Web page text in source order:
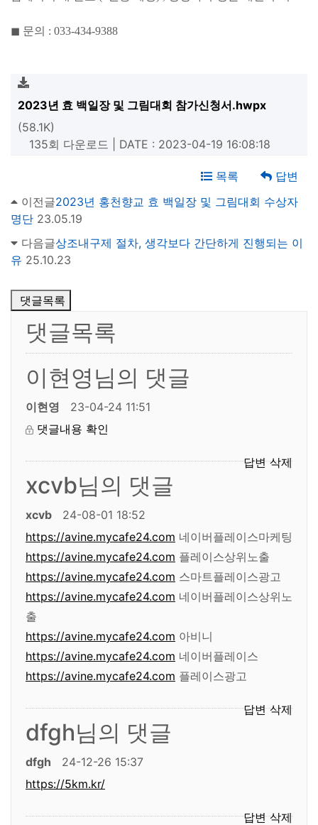
◼ 문의 : 033-434-9388
2023년 효 백일장 및 그림대회 참가신청서.hwpx
(58.1K)
135회 다운로드 | DATE : 2023-04-19 16:08:18
목록
답변
이전글2023년 홍천향교 효 백일장 및 그림대회 수상자
명단 23.05.19
다음글상조내구제 절차, 생각보다 간단하게 진행되는 이
유 25.10.23
댓글목록
댓글목록
이현영님의 댓글
이현영
23-04-24 11:51
댓글내용 확인
답변 삭제
xcvb님의 댓글
xcvb
24-08-01 18:52
https://avine.mycafe24.com 네이버플레이스마케팅
https://avine.mycafe24.com 플레이스상위노출
https://avine.mycafe24.com 스마트플레이스광고
https://avine.mycafe24.com 네이버플레이스상위노
출
https://avine.mycafe24.com 아비니
https://avine.mycafe24.com 네이버플레이스
https://avine.mycafe24.com 플레이스광고
답변 삭제
dfgh님의 댓글
dfgh
24-12-26 15:37
https://5km.kr/
답변 삭제